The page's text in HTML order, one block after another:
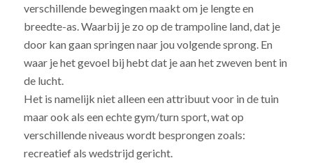
verschillende bewegingen maakt om je lengte en
breedte-as. Waarbij je zo op de trampoline land, dat je
door kan gaan springen naar jou volgende sprong. En
waar je het gevoel bij hebt dat je aan het zweven bent in
de lucht.
Het is namelijk niet alleen een attribuut voor in de tuin
maar ook als een echte gym/turn sport, wat op
verschillende niveaus wordt besprongen zoals:
recreatief als wedstrijd gericht.